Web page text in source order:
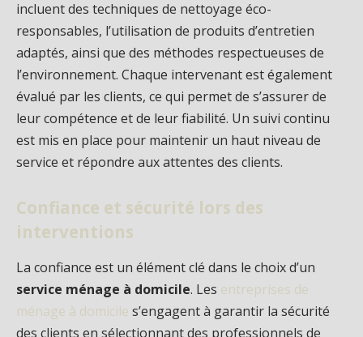
incluent des techniques de nettoyage éco-
responsables, l’utilisation de produits d’entretien
adaptés, ainsi que des méthodes respectueuses de
l’environnement. Chaque intervenant est également
évalué par les clients, ce qui permet de s’assurer de
leur compétence et de leur fiabilité. Un suivi continu
est mis en place pour maintenir un haut niveau de
service et répondre aux attentes des clients.
Confiance et sécurité lors des
interventions
La confiance est un élément clé dans le choix d’un
service ménage à domicile. Les entreprises de
ménage à domicile s’engagent à garantir la sécurité
des clients en sélectionnant des professionnels de